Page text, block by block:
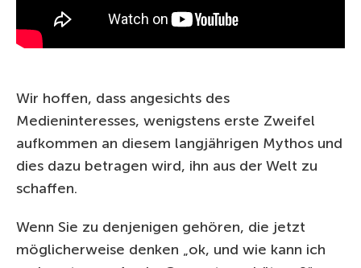
Wir hoffen, dass angesichts des
Medieninteresses, wenigstens erste Zweifel
aufkommen an diesem langjährigen Mythos und
dies dazu betragen wird, ihn aus der Welt zu
schaffen.
Wenn Sie zu denjenigen gehören, die jetzt
möglicherweise denken „ok, und wie kann ich